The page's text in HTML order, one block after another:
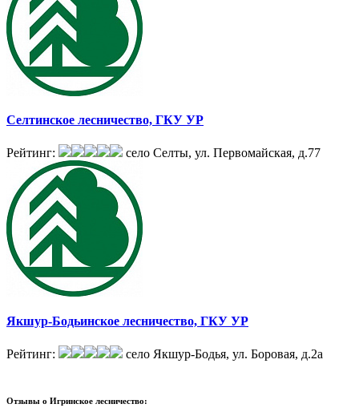
Селтинское лесничество, ГКУ УР
Рейтинг: село Селты, ул. Первомайская, д.77
Якшур-Бодьинское лесничество, ГКУ УР
Рейтинг: село Якшур-Бодья, ул. Боровая, д.2а
Отзывы о Игринское лесничество: